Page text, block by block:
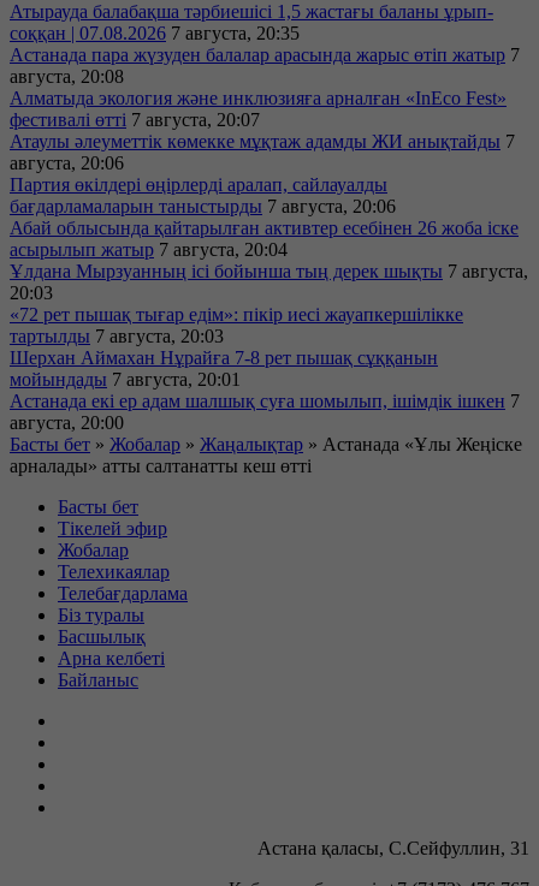
Атырауда балабақша тәрбиешісі 1,5 жастағы баланы ұрып-
соққан | 07.08.2026 7 августа, 20:35
Астанада пара жүзуден балалар арасында жарыс өтіп жатыр 7
августа, 20:08
Алматыда экология және инклюзияға арналған «InEco Fest»
фестивалі өтті 7 августа, 20:07
Атаулы әлеуметтік көмекке мұқтаж адамды ЖИ анықтайды 7
августа, 20:06
Партия өкілдері өңірлерді аралап, сайлауалды
бағдарламаларын таныстырды 7 августа, 20:06
Абай облысында қайтарылған активтер есебінен 26 жоба іске
асырылып жатыр 7 августа, 20:04
Ұлдана Мырзуанның ісі бойынша тың дерек шықты 7 августа,
20:03
«72 рет пышақ тығар едім»: пікір иесі жауапкершілікке
тартылды 7 августа, 20:03
Шерхан Аймахан Нұрайға 7-8 рет пышақ сұққанын
мойындады 7 августа, 20:01
Астанада екі ер адам шалшық суға шомылып, ішімдік ішкен 7
августа, 20:00
Басты бет » Жобалар » Жаңалықтар » Астанада «Ұлы Жеңіске
арналады» атты салтанатты кеш өтті
Басты бет
Тікелей эфир
Жобалар
Телехикаялар
Телебағдарлама
Біз туралы
Басшылық
Арна келбеті
Байланыс
Астана қаласы, С.Сейфуллин, 31